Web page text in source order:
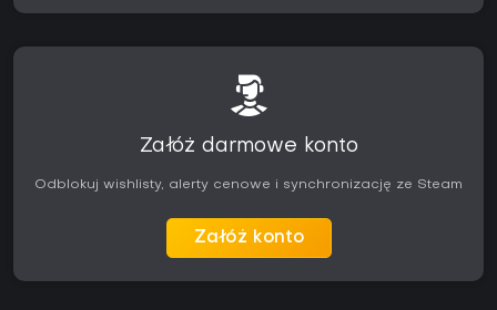
Załóż darmowe konto
Odblokuj wishlisty, alerty cenowe i synchronizację ze Steam
Załóż konto